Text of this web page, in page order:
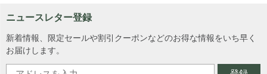
ニュースレター登録
新着情報、限定セールや割引クーポンなどのお得な情報をいち早く
お届けします。